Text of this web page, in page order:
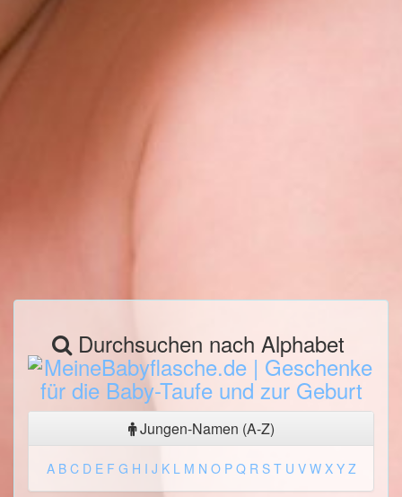
Durchsuchen nach Alphabet
Jungen-Namen (A-Z)
A B C D E F G H I J K L M N O P Q R S T U V W X Y Z